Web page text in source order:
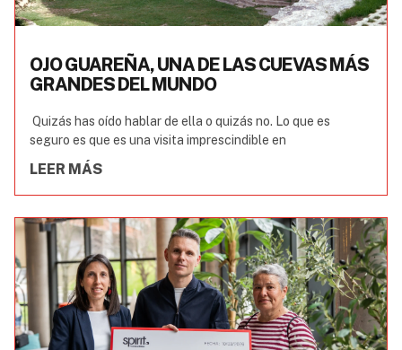
OJO GUAREÑA, UNA DE LAS CUEVAS MÁS
GRANDES DEL MUNDO
Quizás has oído hablar de ella o quizás no. Lo que es
seguro es que es una visita imprescindible en
LEER MÁS